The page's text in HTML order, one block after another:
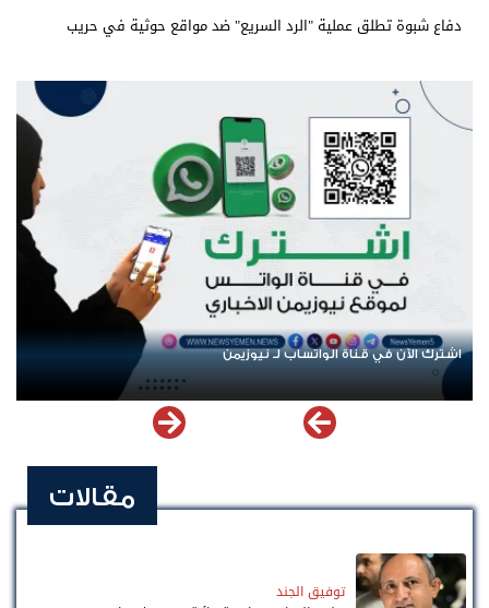
دفاع شبوة تطلق عملية "الرد السريع" ضد مواقع حوثية في حريب
اشترك الآن في قناة الواتساب لـ نيوزيمن
مقالات
توفيق الجند